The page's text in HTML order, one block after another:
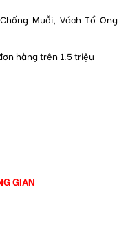
Muỗi, Vách Tổ Ong
hàng trên 1.5 triệu
GIAN